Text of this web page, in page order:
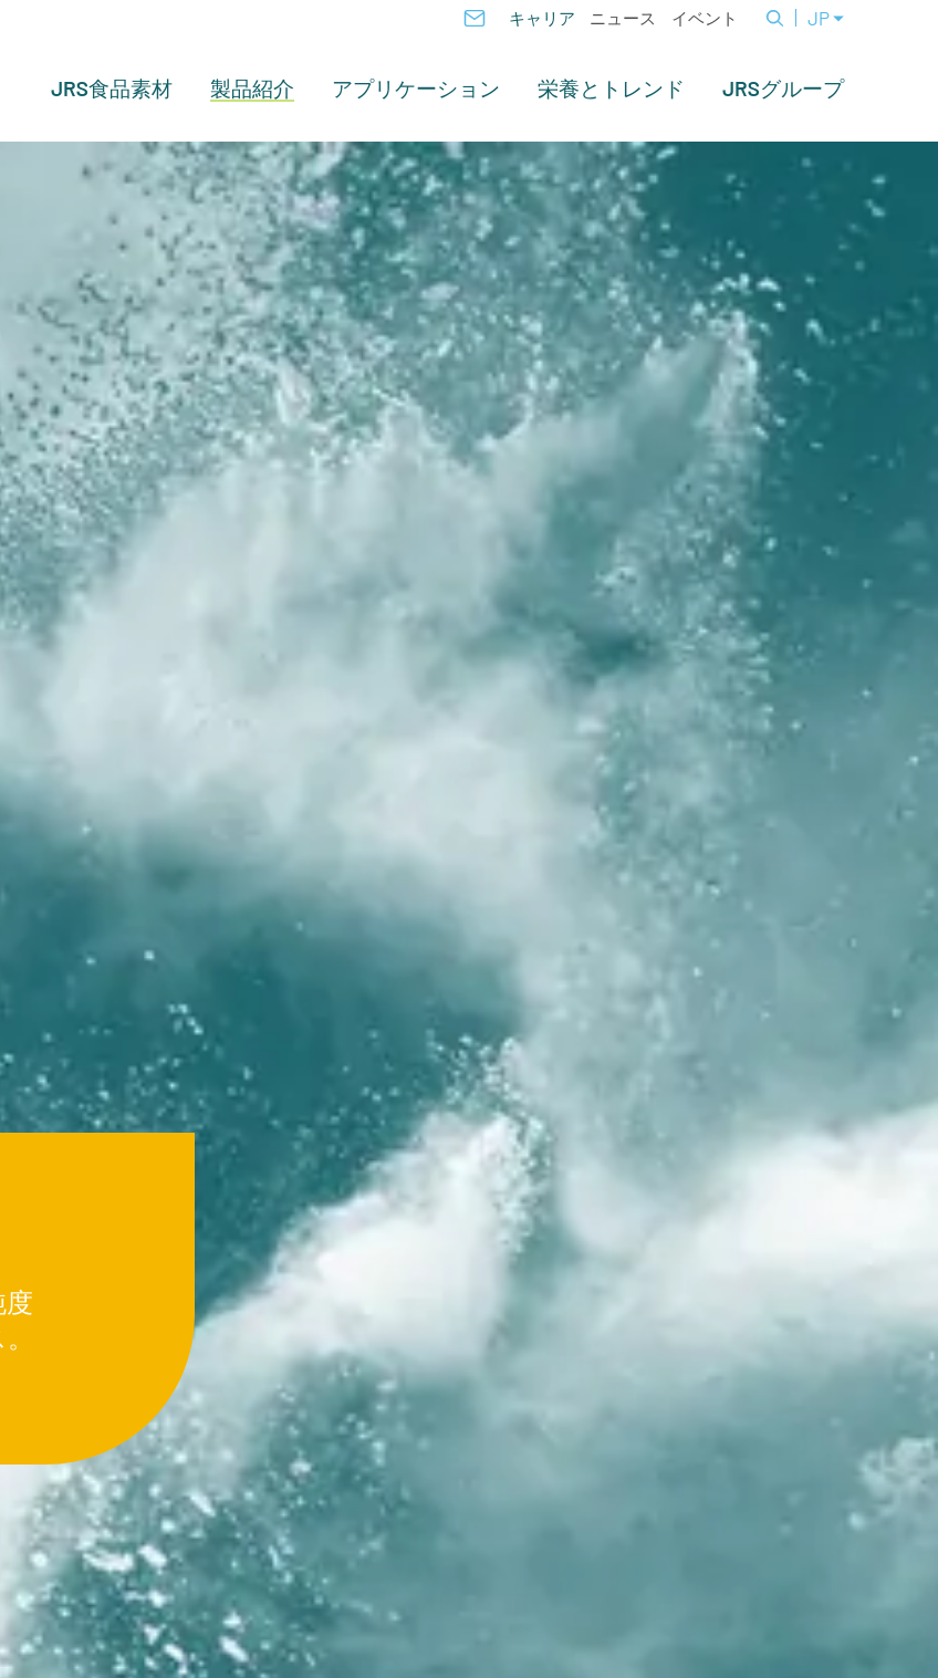
JP
キャリア ニュース イベント
JRS食品素材 製品紹介 アプリケーション 栄養とトレンド JRSグループ